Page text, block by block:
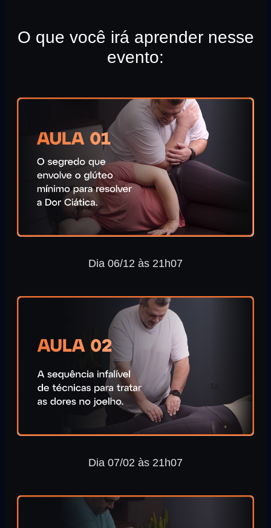
O que você irá aprender nesse
evento:
Dia 06/12 às 21h07
Dia 07/02 às 21h07